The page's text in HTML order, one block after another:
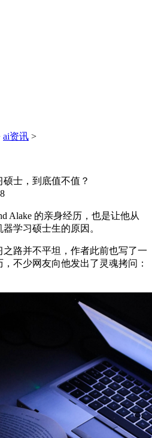
ai资讯 >
士，到底值不值？
的亲身经历，也是让他从
学习硕士生的原因。
路并不平坦，作者此前也写了一
不少网友向他发出了灵魂拷问：